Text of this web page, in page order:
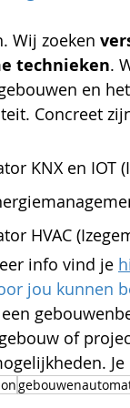
Wij zoeken
technieken.
en
Concreet
KNX en IOT
HVAC
info vind je
jou kunnen
of